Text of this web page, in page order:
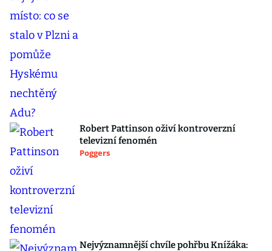
Robert Pattinson oživí kontroverzní
televizní fenomén
Poggers
Nejvýznamnější chvíle pohřbu Knížáka: